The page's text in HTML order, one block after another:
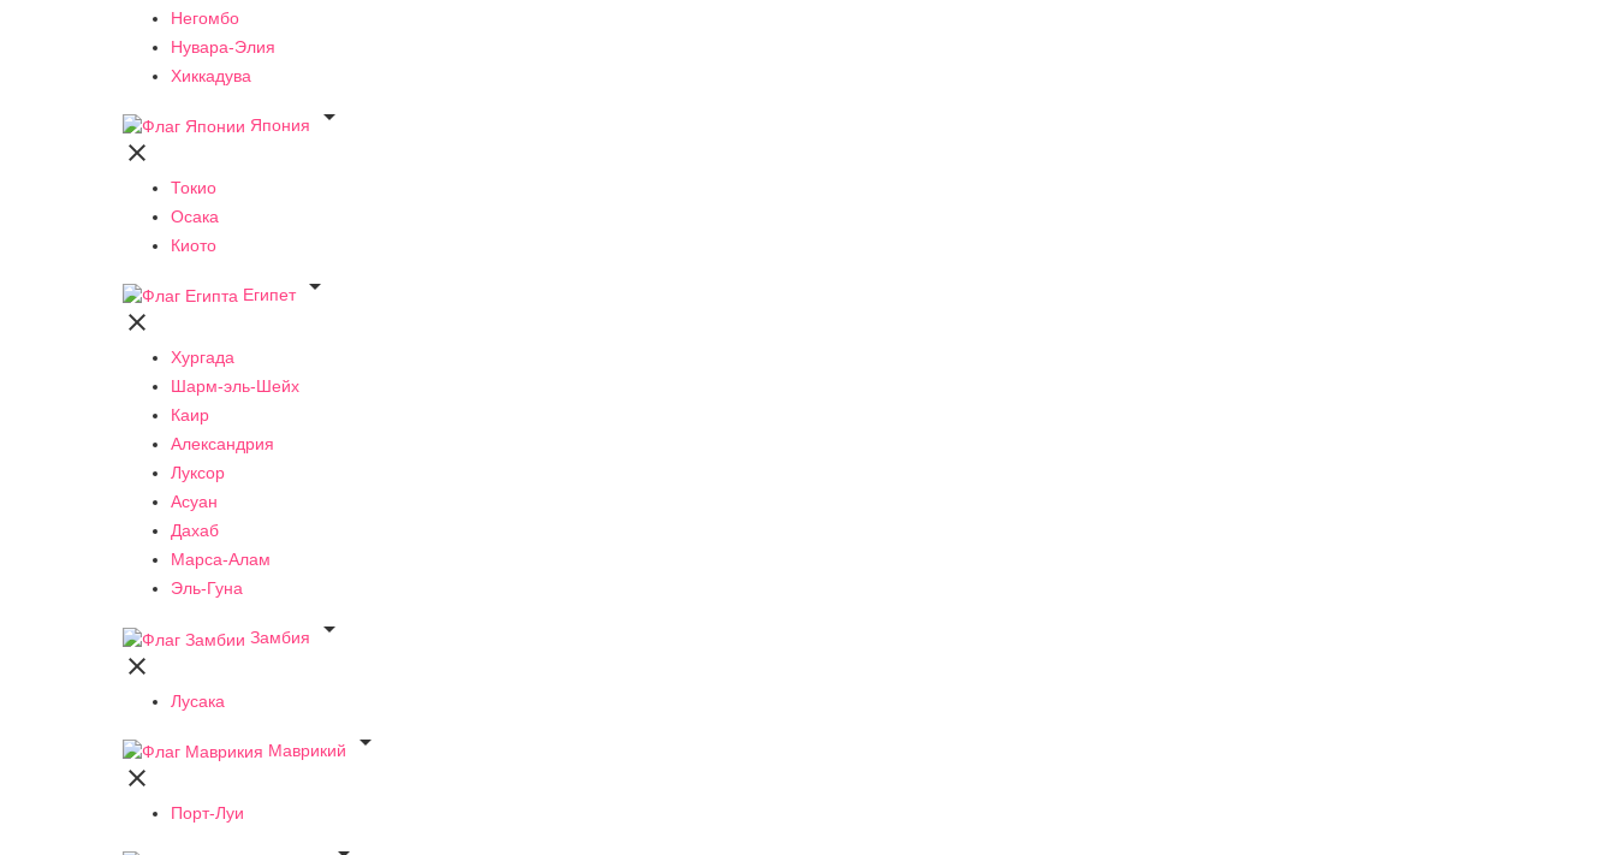
Негомбо
Нувара-Элия
Хиккадува
Япония


Токио
Осака
Киото
Египет


Хургада
Шарм-эль-Шейх
Каир
Александрия
Луксор
Асуан
Дахаб
Марса-Алам
Эль-Гуна
Замбия


Лусака
Маврикий


Порт-Луи